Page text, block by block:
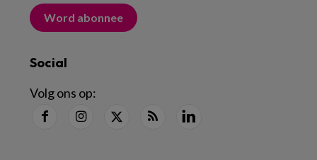
Word abonnee
Social
Volg ons op: